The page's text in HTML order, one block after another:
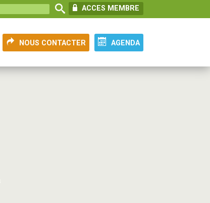
ACCES MEMBRE
AGENDA
NOUS CONTACTER